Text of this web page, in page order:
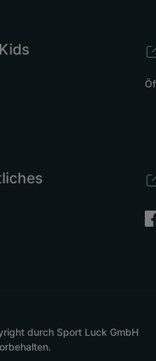
durch Sport Luck GmbH